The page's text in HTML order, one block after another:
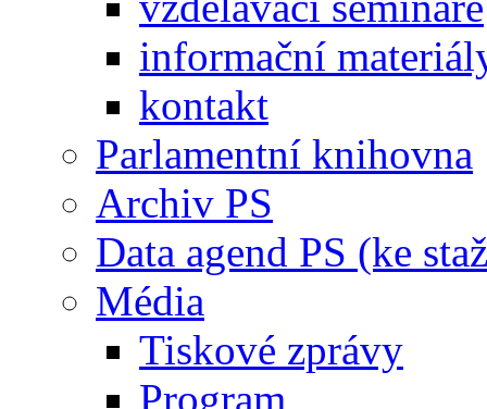
informační
kontakt
Parlamentní knihovna
Archiv PS
Data agend PS (ke
Média
Tiskové zprávy
Program